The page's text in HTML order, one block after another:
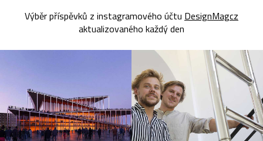
Výběr příspěvků z instagramového účtu DesignMagcz
aktualizovaného každý den